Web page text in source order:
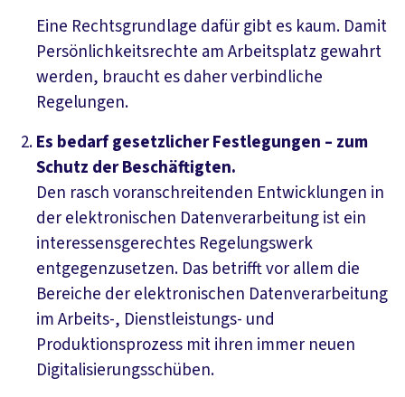
Eine Rechtsgrundlage dafür gibt es kaum. Damit
Persönlichkeitsrechte am Arbeitsplatz gewahrt
werden, braucht es daher verbindliche
Regelungen.
Es bedarf gesetzlicher Festlegungen – zum
Schutz der Beschäftigten.
Den rasch voranschreitenden Entwicklungen in
der elektronischen Datenverarbeitung ist ein
interessensgerechtes Regelungswerk
entgegenzusetzen. Das betrifft vor allem die
Bereiche der elektronischen Datenverarbeitung
im Arbeits-, Dienstleistungs- und
Produktionsprozess mit ihren immer neuen
Digitalisierungsschüben.